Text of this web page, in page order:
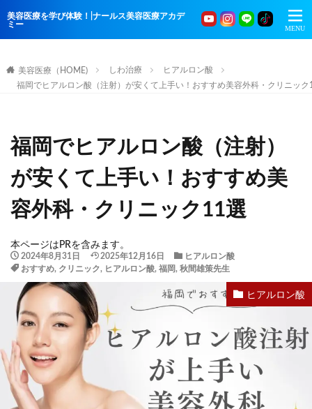
美容医療を学び体験！|ナールス美容医療アカデ
ミー
美容医療（HOME) しわ治療
ヒアルロン酸
福岡でヒアルロン酸（注射）が安くて上手い！おすすめ美容外科・クリニック
福岡でヒアルロン酸（注射）
が安くて上手い！おすすめ美
容外科・クリニック11選
本ページはPRを含みます。
2024年8月31日 2025年12月16日
ヒアルロン酸
おすすめ, クリニック, ヒアルロン酸, 福岡, 秋間雄策先生
ヒアルロン酸